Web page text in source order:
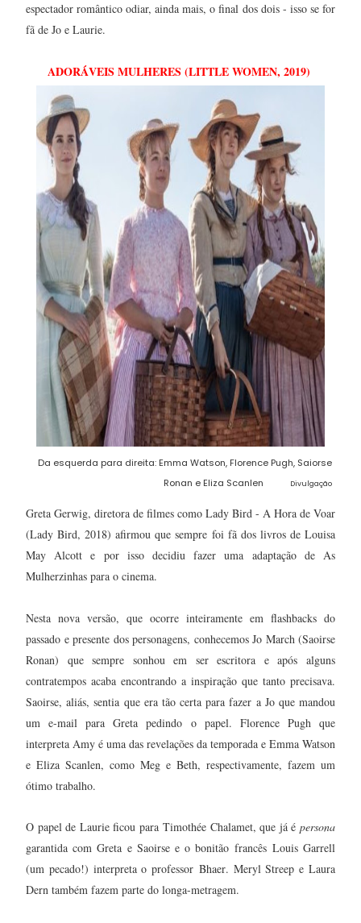
espectador romântico odiar, ainda mais, o final dos dois - isso se for
fã de Jo e Laurie.
ADORÁVEIS MULHERES (LITTLE WOMEN, 2019)
Da esquerda para direita: Emma Watson, Florence Pugh, Saiorse
Ronan e Eliza Scanlen
Divulgação
Greta Gerwig, diretora de filmes como Lady Bird - A Hora de Voar
(Lady Bird, 2018) afirmou que sempre foi fã dos livros de Louisa
May Alcott e por isso decidiu fazer uma adaptação de As
Mulherzinhas para o cinema.
Nesta nova versão, que ocorre inteiramente em flashbacks do
passado e presente dos personagens, conhecemos Jo March (Saoirse
Ronan) que sempre sonhou em ser escritora e após alguns
contratempos acaba encontrando a inspiração que tanto precisava.
Saoirse, aliás, sentia que era tão certa para fazer a Jo que mandou
um e-mail para Greta pedindo o papel. Florence Pugh que
interpreta Amy é uma das revelações da temporada e Emma Watson
e Eliza Scanlen, como Meg e Beth, respectivamente, fazem um
ótimo trabalho.
O papel de Laurie ficou para Timothée Chalamet, que já é persona
garantida com Greta e Saoirse e o bonitão francês Louis Garrell
(um pecado!) interpreta o professor Bhaer. Meryl Streep e Laura
Dern também fazem parte do longa-metragem.